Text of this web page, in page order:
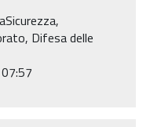
Difesa delle